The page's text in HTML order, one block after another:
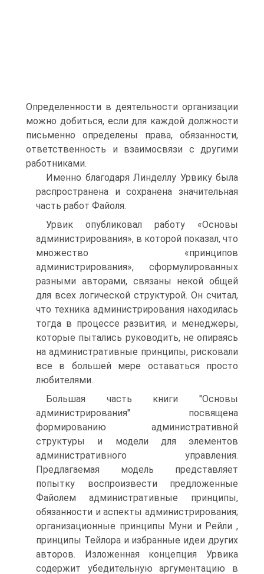
Определенности в деятельности организации
можно добиться, если для каждой должности
письменно определены права, обязанности,
ответственность и взаимосвязи с другими
работниками.
Именно благодаря Линделлу Урвику была
распространена и сохранена значительная
часть работ Файоля.
Урвик опубликовал работу «Основы
администрирования», в которой показал, что
множество «принципов
администрирования», сформулированных
разными авторами, связаны некой общей
для всех логической структурой. Он считал,
что техника администрирования находилась
тогда в процессе развития, и менеджеры,
которые пытались руководить, не опираясь
на административные принципы, рисковали
все в большей мере оставаться просто
любителями.
Большая часть книги "Основы
администрирования" посвящена
формированию административной
структуры и модели для элементов
административного управления.
Предлагаемая модель представляет
попытку воспроизвести предложенные
Файолем административные принципы,
обязанности и аспекты администрирования;
организационные принципы Муни и Рейли ,
принципы Тейлора и избранные идеи других
авторов. Изложенная концепция Урвика
содержит убедительную аргументацию в